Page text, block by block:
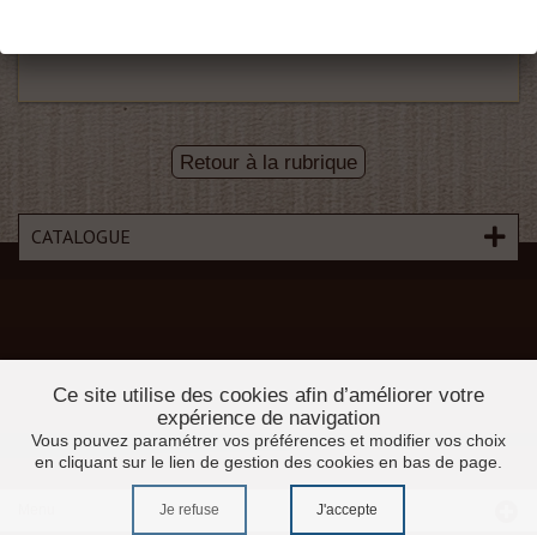
Retour à la rubrique
CATALOGUE
Ce site utilise des cookies afin d’améliorer votre
expérience de navigation
Vous pouvez paramétrer vos préférences et modifier vos choix
en cliquant sur le lien de gestion des cookies en bas de page.
Je refuse J'accepte